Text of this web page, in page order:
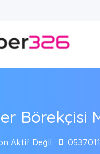
Börekçisi
Aktif Değil